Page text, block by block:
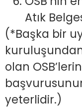
Atık
(*Başka bir
olan
yeterlidir.)